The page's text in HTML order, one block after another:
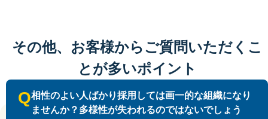
その他、お客様からご質問いただくこ
とが多いポイント
Q相性のよい人ばかり採用しては画一的な組織になり
ませんか？多様性が失われるのではないでしょう